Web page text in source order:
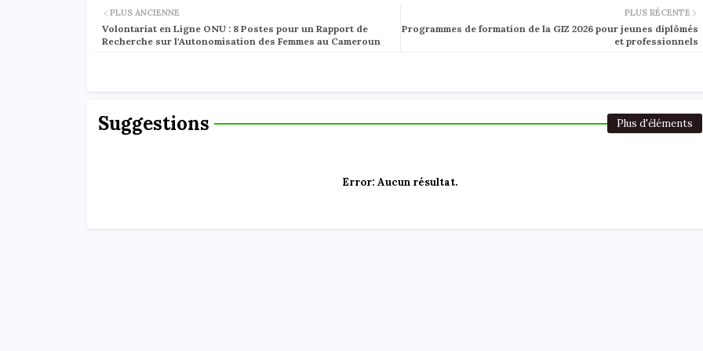
PLUS RÉCENTE
Programmes de formation de la GIZ 2026 pour jeunes diplômés
et professionnels
PLUS ANCIENNE
Volontariat en Ligne ONU : 8 Postes pour un Rapport de
Recherche sur l'Autonomisation des Femmes au Cameroun
Suggestions Plus d'éléments
Error: Aucun résultat.